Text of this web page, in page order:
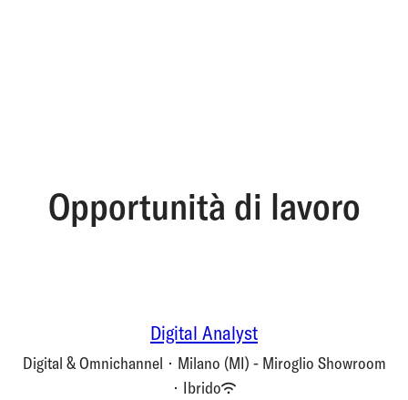
Opportunità di lavoro
Digital Analyst
Digital & Omnichannel · Milano (MI) - Miroglio Showroom
· Ibrido